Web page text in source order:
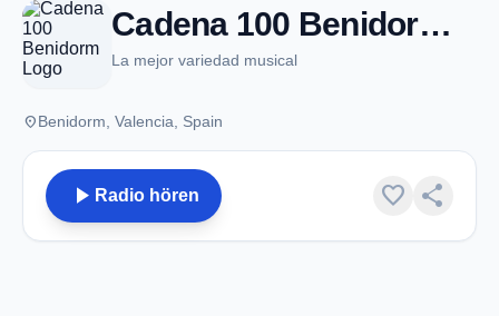
Cadena 100 Benidorm - FM 93.0 - Benidorm
La mejor variedad musical
placeBenidorm, Valencia, Spain
play_arrow Radio hören favorite share